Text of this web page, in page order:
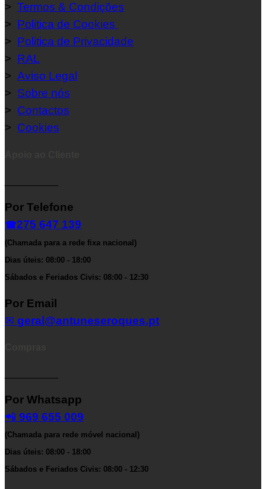
> Termos & Condições
> Politica de Cookies
> Politica de Privacidade
> RAL
> Aviso Legal
> Sobre nós
> Contactos
> Cookies
Por Telefone
☎275 647 139
(Chamada para a rede fixa nacional)
Dias úteis: 08:00 - 18:00
Sábados e Feriados Civis: 08:00 - 12:30
Por Email
✉ geral@antuneseroques.pt
Por Whatsapp
📲 969 655 009
(Chamada para rede móvel nacional)
Dias úteis: 08:00 - 18:00
Sábados e Feriados Civis: 08:00 - 12:30